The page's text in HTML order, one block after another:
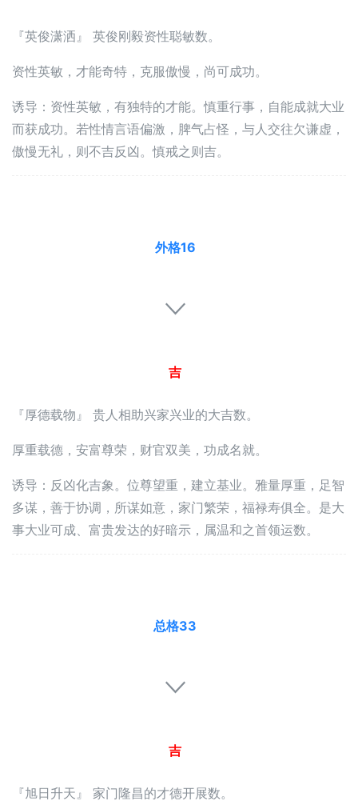
『英俊潇洒』 英俊刚毅资性聪敏数。
资性英敏，才能奇特，克服傲慢，尚可成功。
诱导：资性英敏，有独特的才能。慎重行事，自能成就大业
而获成功。若性情言语偏激，脾气占怪，与人交往欠谦虚，
傲慢无礼，则不吉反凶。慎戒之则吉。
外格16
吉
『厚德载物』 贵人相助兴家兴业的大吉数。
厚重载德，安富尊荣，财官双美，功成名就。
诱导：反凶化吉象。位尊望重，建立基业。雅量厚重，足智
多谋，善于协调，所谋如意，家门繁荣，福禄寿俱全。是大
事大业可成、富贵发达的好暗示，属温和之首领运数。
总格33
吉
『旭日升天』 家门隆昌的才德开展数。